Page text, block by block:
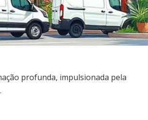
profunda, impulsionada pela